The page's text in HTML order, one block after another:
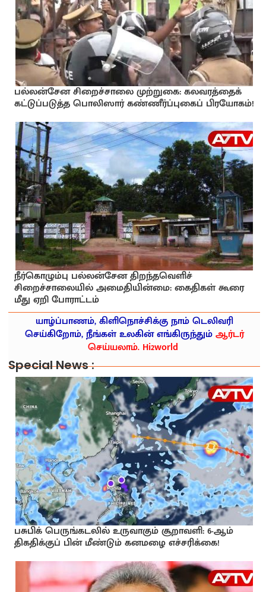
பல்லன்சேன சிறைச்சாலை முற்றுகை: கலவரத்தைக்
கட்டுப்படுத்த பொலிஸார் கண்ணீர்ப்புகைப் பிரயோகம்!
நீர்கொழும்பு பல்லன்சேன திறந்தவெளிச்
சிறைச்சாலையில் அமைதியின்மை: கைதிகள் கூரை
மீது ஏறி போராட்டம்
யாழ்ப்பாணம், கிளிநொச்சிக்கு நாம் டெலிவரி
செய்கிறோம், நீங்கள் உலகின் எங்கிருந்தும்ஆர்டர்
செய்யலாம். Hi2world
Special News :
பசுபிக் பெருங்கடலில் உருவாகும் சூறாவளி: 6-ஆம்
திகதிக்குப் பின் மீண்டும் கனமழை எச்சரிக்கை!